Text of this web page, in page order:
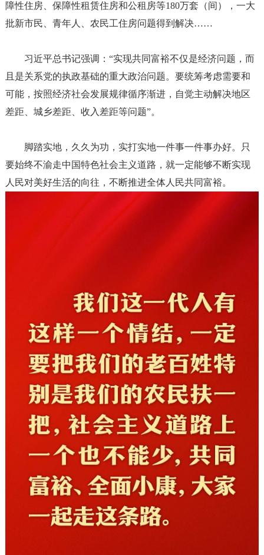
障性住房、保障性租赁住房和公租房等180万套（间），一大
批新市民、青年人、农民工住房问题得到解决……
习近平总书记强调： “实现共同富裕不仅是经济问题，而
且是关系党的执政基础的重大政治问题。要统筹考虑需要和
可能，按照经济社会发展规律循序渐进，自觉主动解决地区
差距、城乡差距、收入差距等问题”。
脚踏实地，久久为功，实打实地一件事一件事办好。只
要始终不渝走中国特色社会主义道路，就一定能够不断实现
人民对美好生活的向往，不断推进全体人民共同富裕。